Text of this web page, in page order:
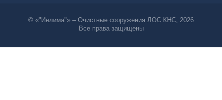
© «"Инлима"» – Очистные сооружения ЛОС КНС, 2026
Все права защищены